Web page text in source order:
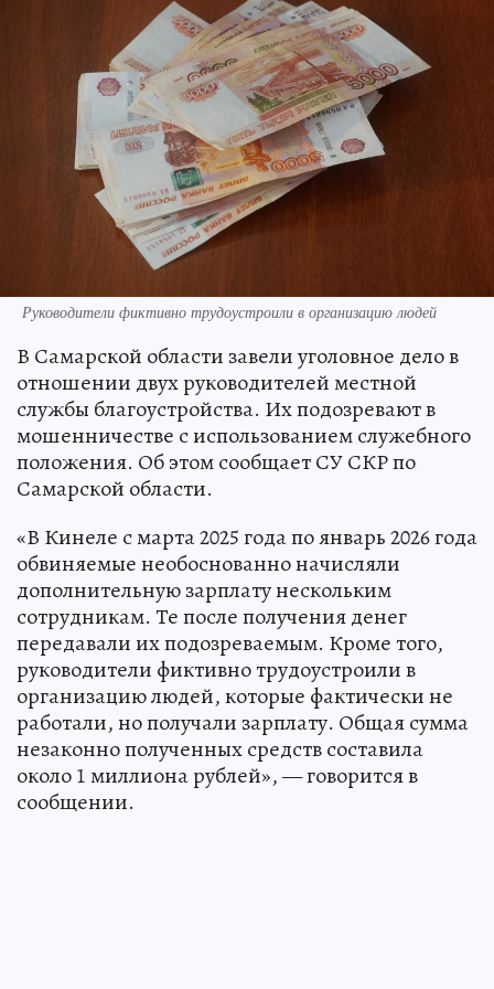
Руководители фиктивно трудоустроили в организацию людей
В Самарской области завели уголовное дело в
отношении двух руководителей местной
службы благоустройства. Их подозревают в
мошенничестве с использованием служебного
положения. Об этом сообщает СУ СКР по
Самарской области.
«В Кинеле с марта 2025 года по январь 2026 года
обвиняемые необоснованно начисляли
дополнительную зарплату нескольким
сотрудникам. Те после получения денег
передавали их подозреваемым. Кроме того,
руководители фиктивно трудоустроили в
организацию людей, которые фактически не
работали, но получали зарплату. Общая сумма
незаконно полученных средств составила
около 1 миллиона рублей», — говорится в
сообщении.